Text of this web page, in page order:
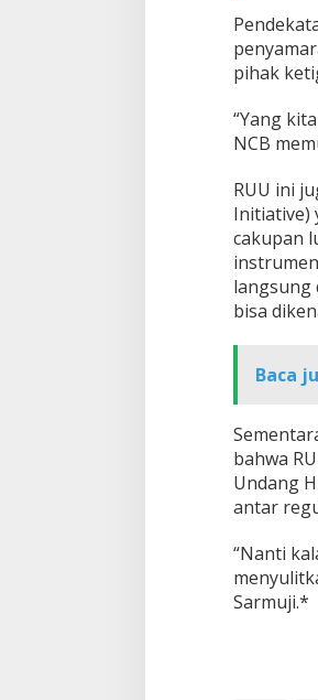
pihak
“Yang
NCB
RUU ini
Initiative)
cakupan
langsung
bisa
Baca
bahwa
Undang
antar
“Nanti
Sarmuji.*